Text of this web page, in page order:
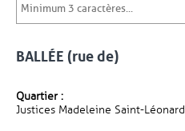
BALLÉE (rue de)
Quartier :
Justices Madeleine Saint-Léonard